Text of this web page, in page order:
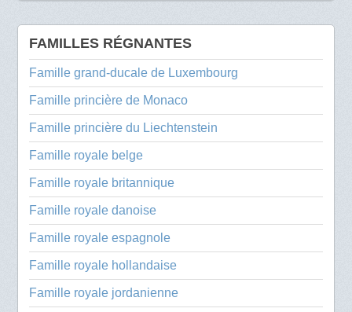
FAMILLES RÉGNANTES
Famille grand-ducale de Luxembourg
Famille princière de Monaco
Famille princière du Liechtenstein
Famille royale belge
Famille royale britannique
Famille royale danoise
Famille royale espagnole
Famille royale hollandaise
Famille royale jordanienne